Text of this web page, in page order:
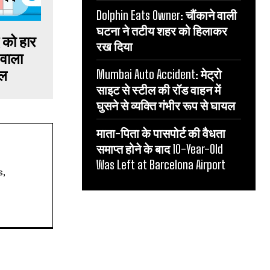
हार
Dolphin Eats Owner: चौंकाने वाली
घटना ने तटीय शहर को हिलाकर
रख दिया
Mumbai Auto Accident: मेट्रो
साइट से स्टील की रॉड वाहन में
घुसने से व्यक्ति गंभीर रूप से घायल
माता-पिता के पासपोर्ट की वैधता
समाप्त होने के बाद 10-Year-Old
Was Left at Barcelona Airport